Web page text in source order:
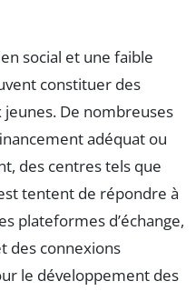
social et une faible
constituer des
De nombreuses
adéquat ou
des centres tels que
tentent de répondre à
plateformes d’échange,
des connexions
le développement des